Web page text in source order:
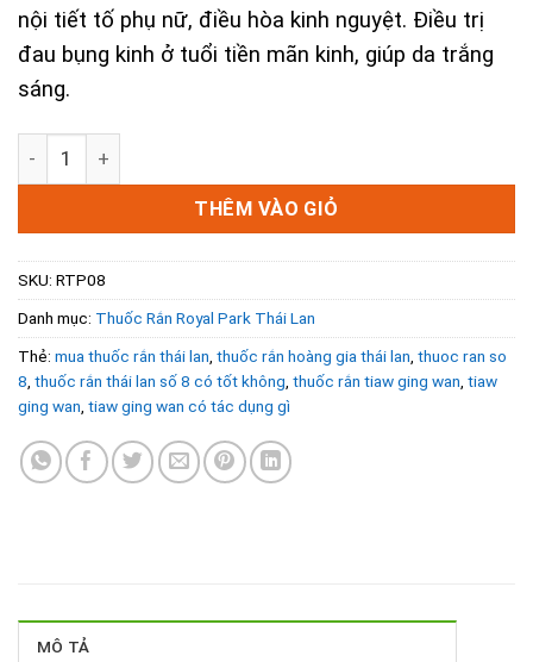
nội tiết tố phụ nữ, điều hòa kinh nguyệt. Điều trị
đau bụng kinh ở tuổi tiền mãn kinh, giúp da trắng
sáng.
Thuốc Rắn Số 8 Tiaw Ging Wan - Thuốc điều hòa kinh
THÊM VÀO GIỎ
SKU: RTP08
Danh mục: Thuốc Rắn Royal Park Thái Lan
Thẻ: mua thuốc rắn thái lan thuốc rắn hoàng gia thái lan thuoc ran so
8 thuốc rắn thái lan số 8 có tốt không thuốc rắn tiaw ging wan tiaw
ging wan tiaw ging wan có tác dụng gì
MÔ TẢ